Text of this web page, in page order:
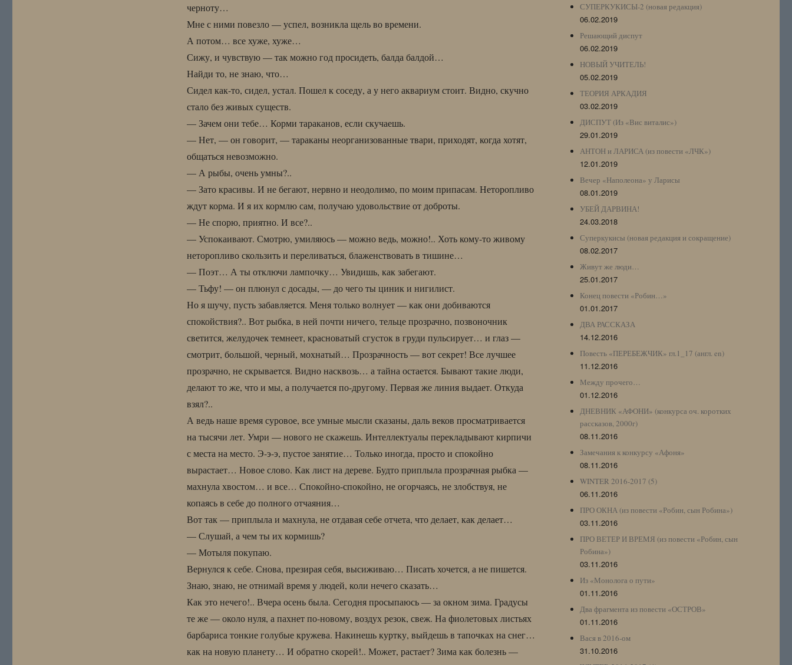
черноту…
Мне с ними повезло — успел, возникла щель во времени.
А потом… все хуже, хуже…
Сижу, и чувствую — так можно год просидеть, балда балдой…
Найди то, не знаю, что…
Сидел как-то, сидел, устал. Пошел к соседу, а у него аквариум стоит. Видно, скучно
стало без живых существ.
— Зачем они тебе… Корми тараканов, если скучаешь.
— Нет, — он говорит, — тараканы неорганизованные твари, приходят, когда хотят,
общаться невозможно.
— А рыбы, очень умны?..
— Зато красивы. И не бегают, нервно и неодолимо, по моим припасам. Неторопливо
ждут корма. И я их кормлю сам, получаю удовольствие от доброты.
— Не спорю, приятно. И все?..
— Успокаивают. Смотрю, умиляюсь — можно ведь, можно!.. Хоть кому-то живому
неторопливо скользить и переливаться, блаженствовать в тишине…
— Поэт… А ты отключи лампочку… Увидишь, как забегают.
— Тьфу! — он плюнул с досады, — до чего ты циник и нигилист.
Но я шучу, пусть забавляется. Меня только волнует — как они добиваются
спокойствия?.. Вот рыбка, в ней почти ничего, тельце прозрачно, позвоночник
светится, желудочек темнеет, красноватый сгусток в груди пульсирует… и глаз —
смотрит, большой, черный, мохнатый… Прозрачность — вот секрет! Все лучшее
прозрачно, не скрывается. Видно насквозь… а тайна остается. Бывают такие люди,
делают то же, что и мы, а получается по-другому. Первая же линия выдает. Откуда
взял?..
А ведь наше время суровое, все умные мысли сказаны, даль веков просматривается
на тысячи лет. Умри — нового не скажешь. Интеллектуалы перекладывают кирпичи
с места на место. Э-э-э, пустое занятие… Только иногда, просто и спокойно
вырастает… Новое слово. Как лист на дереве. Будто приплыла прозрачная рыбка —
махнула хвостом… и все… Спокойно-спокойно, не огорчаясь, не злобствуя, не
копаясь в себе до полного отчаяния…
Вот так — приплыла и махнула, не отдавая себе отчета, что делает, как делает…
— Слушай, а чем ты их кормишь?
— Мотыля покупаю.
Вернулся к себе. Снова, презирая себя, высиживаю… Писать хочется, а не пишется.
Знаю, знаю, не отнимай время у людей, коли нечего сказать…
Как это нечего!.. Вчера осень была. Сегодня просыпаюсь — за окном зима. Градусы
те же — около нуля, а пахнет по-новому, воздух резок, свеж. На фиолетовых листьях
барбариса тонкие голубые кружева. Накинешь куртку, выйдешь в тапочках на снег…
как на новую планету… И обратно скорей!.. Может, растает? Зима как болезнь —
СУПЕРКУКИСЫ-2 (новая редакция)
06.02.2019
Решающий диспут
06.02.2019
НОВЫЙ УЧИТЕЛЬ!
05.02.2019
ТЕОРИЯ АРКАДИЯ
03.02.2019
ДИСПУТ (Из «Вис виталис»)
29.01.2019
АНТОН и ЛАРИСА (из повести «ЛЧК»)
12.01.2019
Вечер «Наполеона» у Ларисы
08.01.2019
УБЕЙ ДАРВИНА!
24.03.2018
Суперкукисы (новая редакция и сокращение)
08.02.2017
Живут же люди…
25.01.2017
Конец повести «Робин…»
01.01.2017
ДВА РАССКАЗА
14.12.2016
Повесть «ПЕРЕБЕЖЧИК» гл.1_17 (англ. en)
11.12.2016
Между прочего…
01.12.2016
ДНЕВНИК «АФОНИ» (конкурса оч. коротких
рассказов, 2000г)
08.11.2016
Замечания к конкурсу «Афоня»
08.11.2016
WINTER 2016-2017 (5)
06.11.2016
ПРО ОКНА (из повести «Робин, сын Робина»)
03.11.2016
ПРО ВЕТЕР И ВРЕМЯ (из повести «Робин, сын
Робина»)
03.11.2016
Из «Монолога о пути»
01.11.2016
Два фрагмента из повести «ОСТРОВ»
01.11.2016
Вася в 2016-ом
31.10.2016